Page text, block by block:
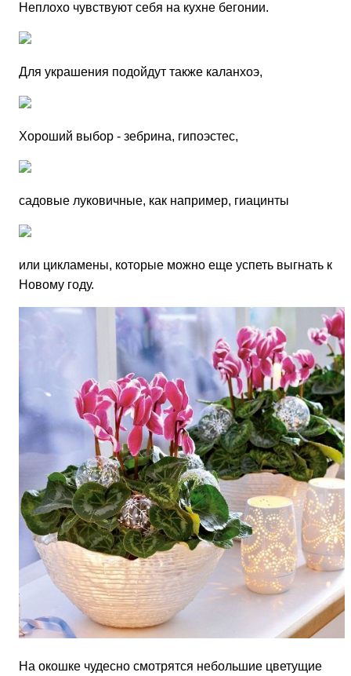
Неплохо чувствуют себя на кухне бегонии.
Для украшения подойдут также каланхоэ,
Хороший выбор - зебрина, гипоэстес,
садовые луковичные, как например, гиацинты
или цикламены, которые можно еще успеть выгнать к
Новому году.
На окошке чудесно смо­трятся небольшие цветущие